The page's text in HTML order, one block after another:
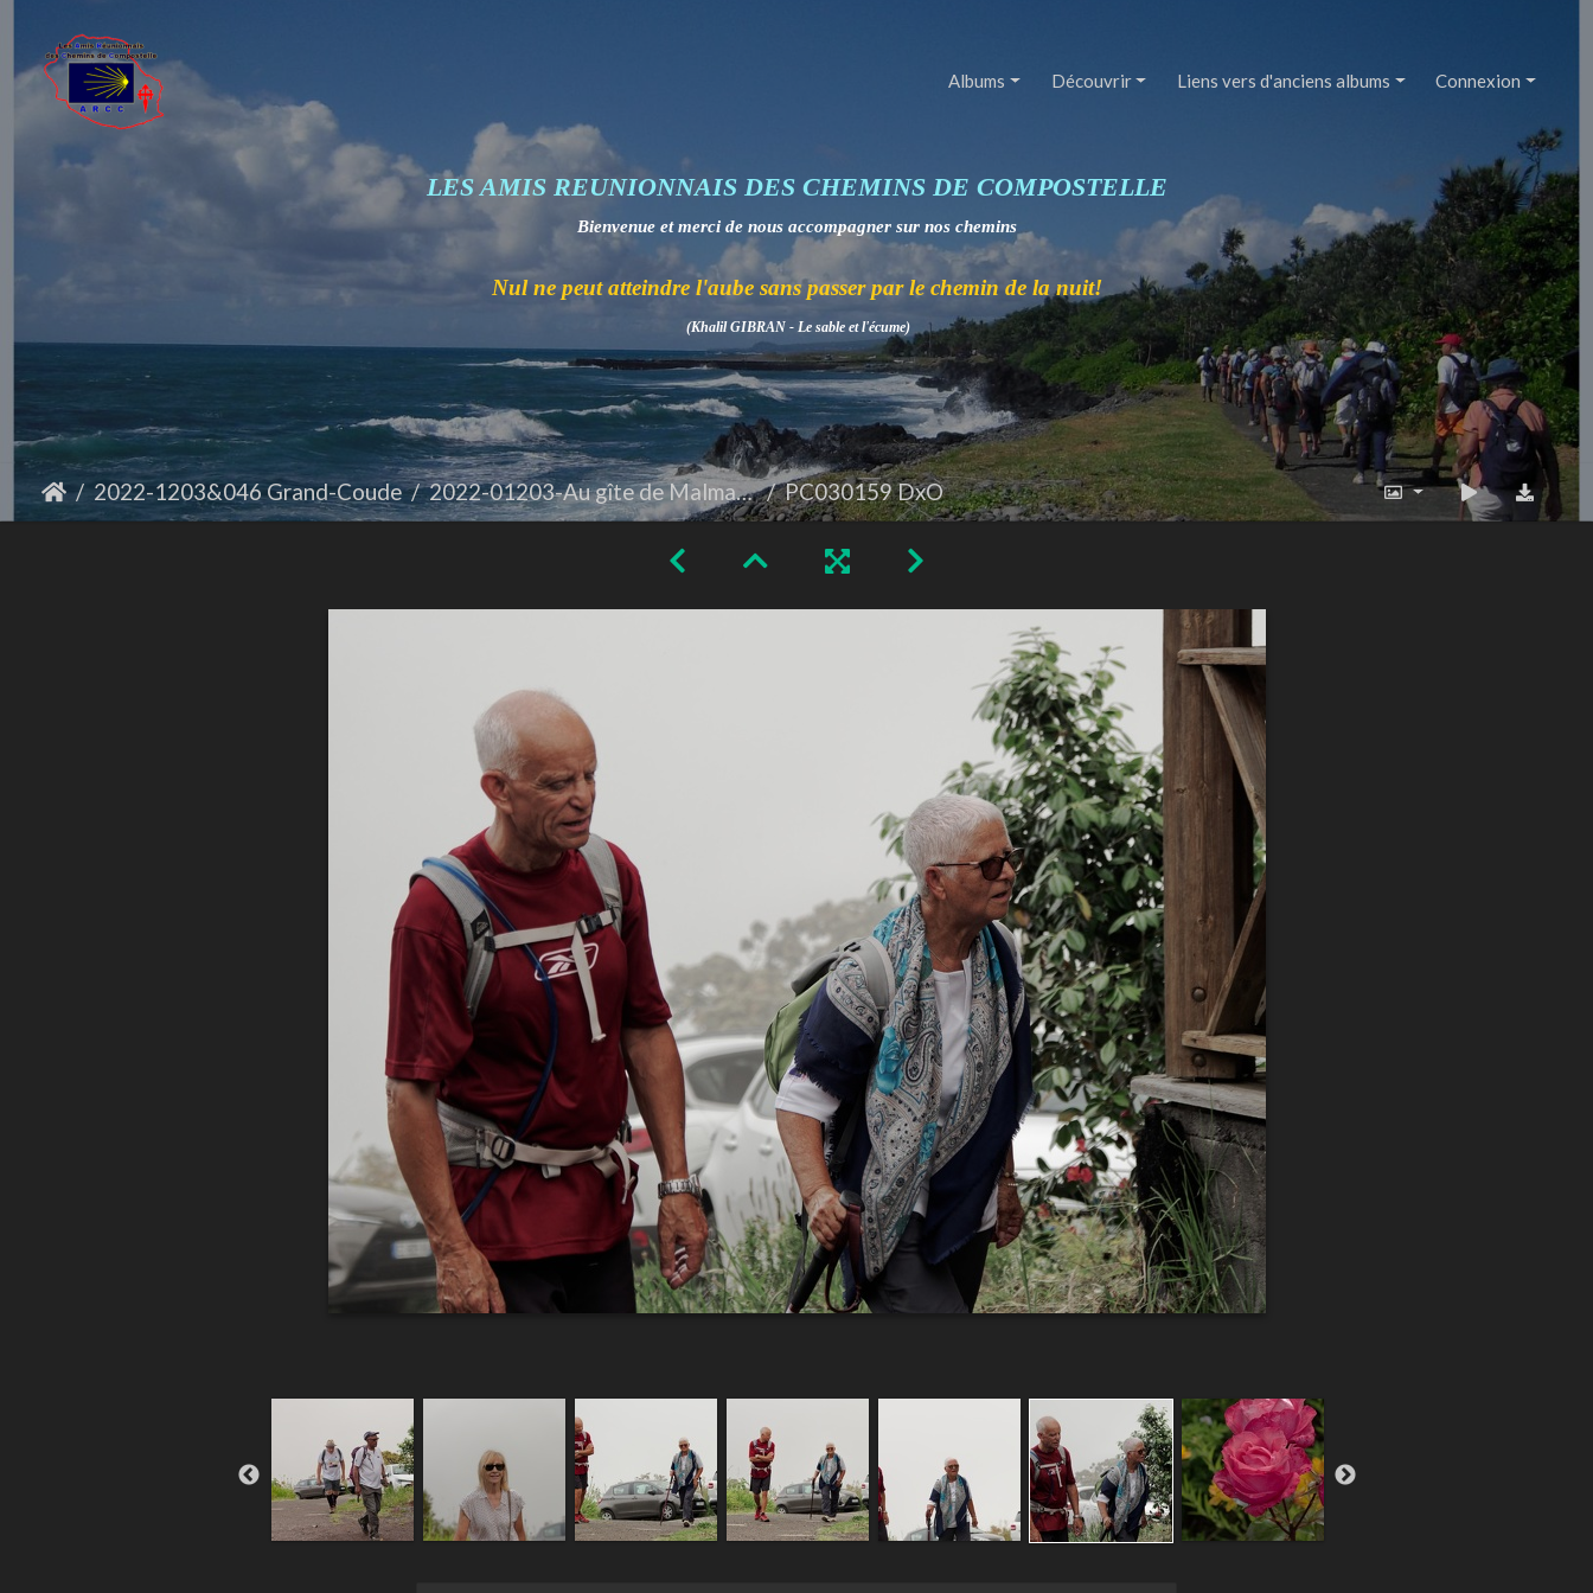
Albums Découvrir Liens vers d'anciens albums Connexion
LES AMIS REUNIONNAIS DES CHEMINS DE COMPOSTELLE
Bienvenue et merci de nous accompagner sur nos chemins
Nul ne peut atteindre l'aube sans passer par le chemin de la nuit!
(Khalil GIBRAN - Le sable et l'écume)
2022-1203&046 Grand-Coude 2022-01203-Au gîte de Malmany PC030159 DxO